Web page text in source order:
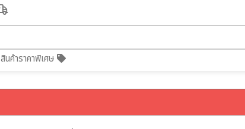
สินค้าราคาพิเศษ